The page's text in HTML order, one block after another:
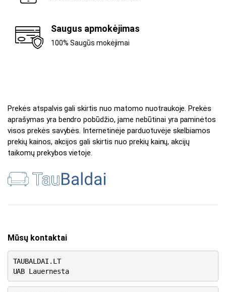
Saugus apmokėjimas
100% Saugūs mokėjimai
Prekės atspalvis gali skirtis nuo matomo nuotraukoje. Prekės
aprašymas yra bendro pobūdžio, jame nebūtinai yra paminėtos
visos prekės savybės. Internetinėje parduotuvėje skelbiamos
prekių kainos, akcijos gali skirtis nuo prekių kainų, akcijų
taikomų prekybos vietoje.
Mūsų kontaktai
TAUBALDAI.LT
UAB Lauernesta